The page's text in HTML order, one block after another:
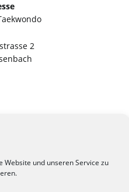
Website und unseren Service zu
2